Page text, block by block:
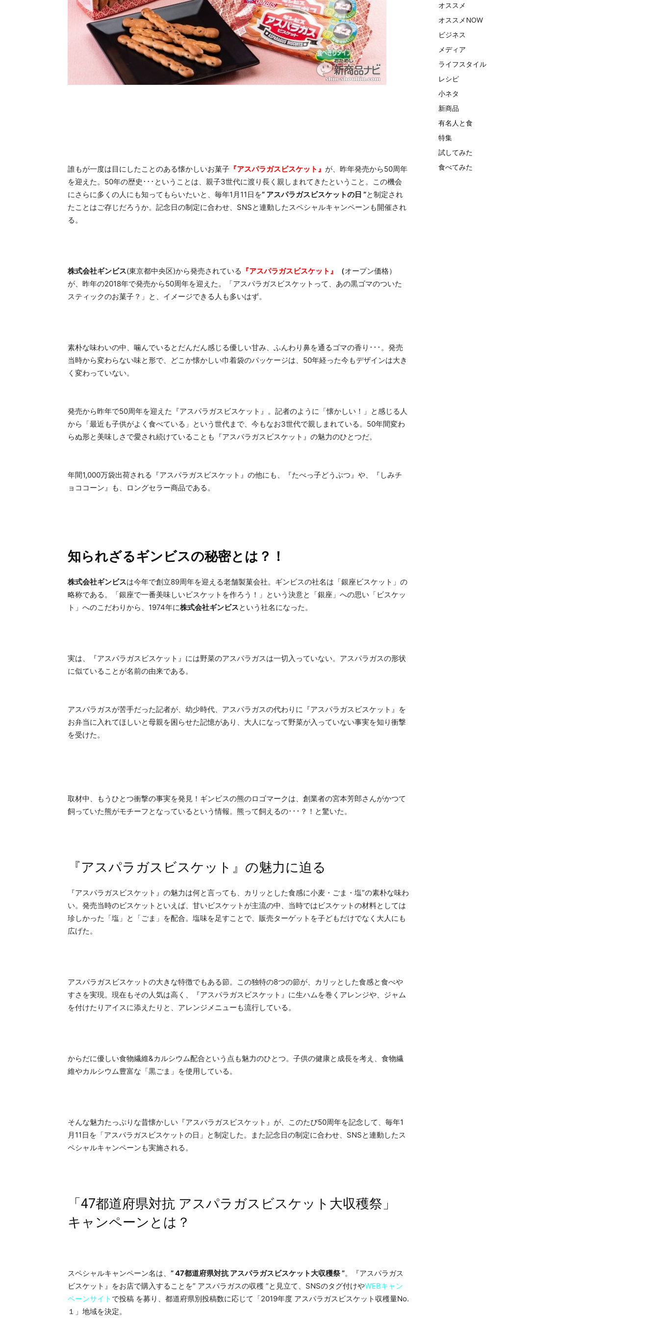
誰もが一度は目にしたことのある懐かしいお菓子 『アスパラガスビスケット』 が、昨年発売から50周年
を迎えた。50年の歴史･･･ということは、親子3世代に渡り長く親しまれてきたということ。この機会
にさらに多くの人にも知ってもらいたいと、毎年1月11日を” アスパラガスビスケットの日 ”と制定され
たことはご存じだろうか。記念日の制定に合わせ、SNSと連動したスペシャルキャンペーンも開催され
る。
株式会社ギンビス(東京都中央区)から発売されている 『アスパラガスビスケット』 （オープン価格）
が、昨年の2018年で発売から50周年を迎えた。「アスパラガスビスケットって、あの黒ゴマのついた
スティックのお菓子？」と、イメージできる人も多いはず。
素朴な味わいの中、噛んでいるとだんだん感じる優しい甘み、ふんわり鼻を通るゴマの香り･･･。発売
当時から変わらない味と形で、どこか懐かしい巾着袋のパッケージは、50年経った今もデザインは大き
く変わっていない。
発売から昨年で50周年を迎えた『アスパラガスビスケット』。記者のように「懐かしい！」と感じる人
から「最近も子供がよく食べている」という世代まで、今もなお3世代で親しまれている。50年間変わ
らぬ形と美味しさで愛され続けていることも『アスパラガスビスケット』の魅力のひとつだ。
年間1,000万袋出荷される『アスパラガスビスケット』の他にも、『たべっ子どうぶつ』や、『しみチ
ョココーン』も、ロングセラー商品である。
知られざるギンビスの秘密とは？！
株式会社ギンビスは今年で創立89周年を迎える老舗製菓会社。ギンビスの社名は「銀座ビスケット」の
略称である。「銀座で一番美味しいビスケットを作ろう！」という決意と「銀座」への思い「ビスケッ
ト」へのこだわりから、1974年に株式会社ギンビスという社名になった。
実は、『アスパラガスビスケット』には野菜のアスパラガスは一切入っていない。アスパラガスの形状
に似ていることが名前の由来である。
アスパラガスが苦手だった記者が、幼少時代、アスパラガスの代わりに『アスパラガスビスケット』を
お弁当に入れてほしいと母親を困らせた記憶があり、大人になって野菜が入っていない事実を知り衝撃
を受けた。
取材中、もうひとつ衝撃の事実を発見！ギンビスの熊のロゴマークは、創業者の宮本芳郎さんがかつて
飼っていた熊がモチーフとなっているという情報。熊って飼えるの･･･？！と驚いた。
『アスパラガスビスケット』の魅力に迫る
『アスパラガスビスケット』の魅力は何と言っても、カリッとした食感に小麦・ごま・塩”の素朴な味わ
い。発売当時のビスケットといえば、甘いビスケットが主流の中、当時ではビスケットの材料としては
珍しかった「塩」と「ごま」を配合。塩味を足すことで、販売ターゲットを子どもだけでなく大人にも
広げた。
アスパラガスビスケットの大きな特徴でもある節。この独特の8つの節が、カリッとした食感と食べや
すさを実現。現在もその人気は高く、『アスパラガスビスケット』に生ハムを巻くアレンジや、ジャム
を付けたりアイスに添えたりと、アレンジメニューも流行している。
からだに優しい食物繊維&カルシウム配合という点も魅力のひとつ。子供の健康と成長を考え、食物繊
維やカルシウム豊富な「黒ごま」を使用している。
そんな魅力たっぷりな昔懐かしい『アスパラガスビスケット』が、このたび50周年を記念して、毎年1
月11日を「アスパラガスビスケットの日」と制定した。また記念日の制定に合わせ、SNSと連動したス
ペシャルキャンペーンも実施される。
「47都道府県対抗 アスパラガスビスケット大収穫祭」
キャンペーンとは？
スペシャルキャンペーン名は、 ” 47都道府県対抗 アスパラガスビスケット大収穫祭 ”。『アスパラガス
ビスケット』をお店で購入することを” アスパラガスの収穫 ”と見立て、SNSのタグ付けやWEBキャン
ペーンサイト で投稿 を募り、都道府県別投稿数に応じて「2019年度 アスパラガスビスケット収穫量No.
１」地域を決定。
オススメ
オススメNOW
ビジネス
メディア
ライフスタイル
レシピ
小ネタ
新商品
有名人と食
特集
試してみた
食べてみた